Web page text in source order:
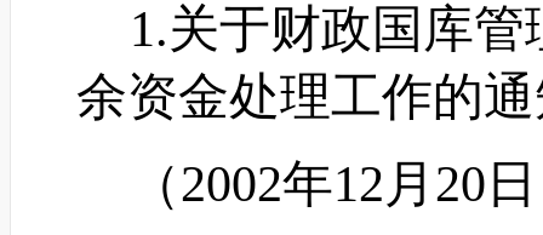
1.关于财政国库管
余资金处理工作的
（2002年12月20